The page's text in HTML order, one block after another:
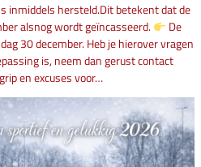
inmiddels hersteld.Dit betekent dat de
alsnog wordt geïncasseerd.
De
30 december. Heb je hierover vragen
is, neem dan gerust contact
en excuses voor…